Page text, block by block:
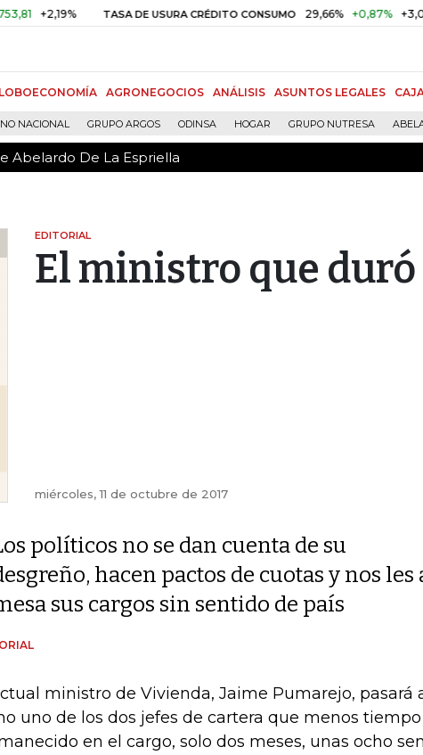
TASA DE USURA CRÉDITO CONSUMO 29,66% +0,87% +3,02%
AGRONEGOCIOS ANÁLISIS ASUNTOS LEGALES
NACIONAL GRUPO ARGOS ODINSA HOGAR GRUPO NUTRESA
Abelardo De La Espriella
Abelardo De La Espriella
EDITORIAL
El ministro que
miércoles, 11 de octubre de 2017
políticos no se dan cuenta de su
hacen pactos de cuotas y nos
sus cargos sin sentido de país
ministro de Vivienda, Jaime Pumarejo, pasará
uno de los dos jefes de cartera que menos tiempo
en el cargo, solo dos meses, unas ocho